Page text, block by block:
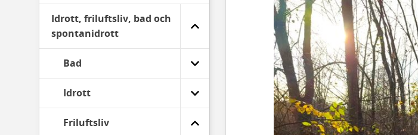
Idrott, friluftsliv, bad och
spontanidrott
Bad
Idrott
Friluftsliv